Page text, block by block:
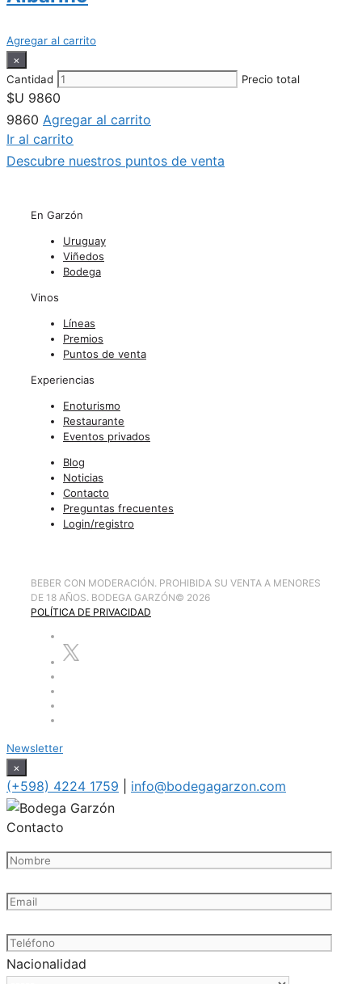
Agregar al carrito
×
Cantidad
Precio total
$U 9860
9860 Agregar al carrito
Ir al carrito
Descubre nuestros puntos de venta
En Garzón
Uruguay
Viñedos
Bodega
Vinos
Líneas
Premios
Puntos de venta
Experiencias
Enoturismo
Restaurante
Eventos privados
Blog
Noticias
Contacto
Preguntas frecuentes
Login/registro
BEBER CON MODERACIÓN. PROHIBIDA SU VENTA A MENORES
DE 18 AÑOS. BODEGA GARZÓN© 2026
POLÍTICA DE PRIVACIDAD
Newsletter
×
(+598) 4224 1759 info@bodegagarzon.com
Contacto
Nacionalidad